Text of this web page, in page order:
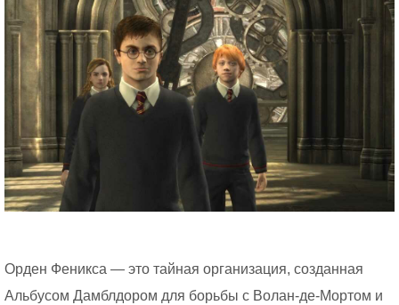
Орден Феникса — это тайная организация, созданная
Альбусом Дамблдором для борьбы с Волан-де-Мортом и